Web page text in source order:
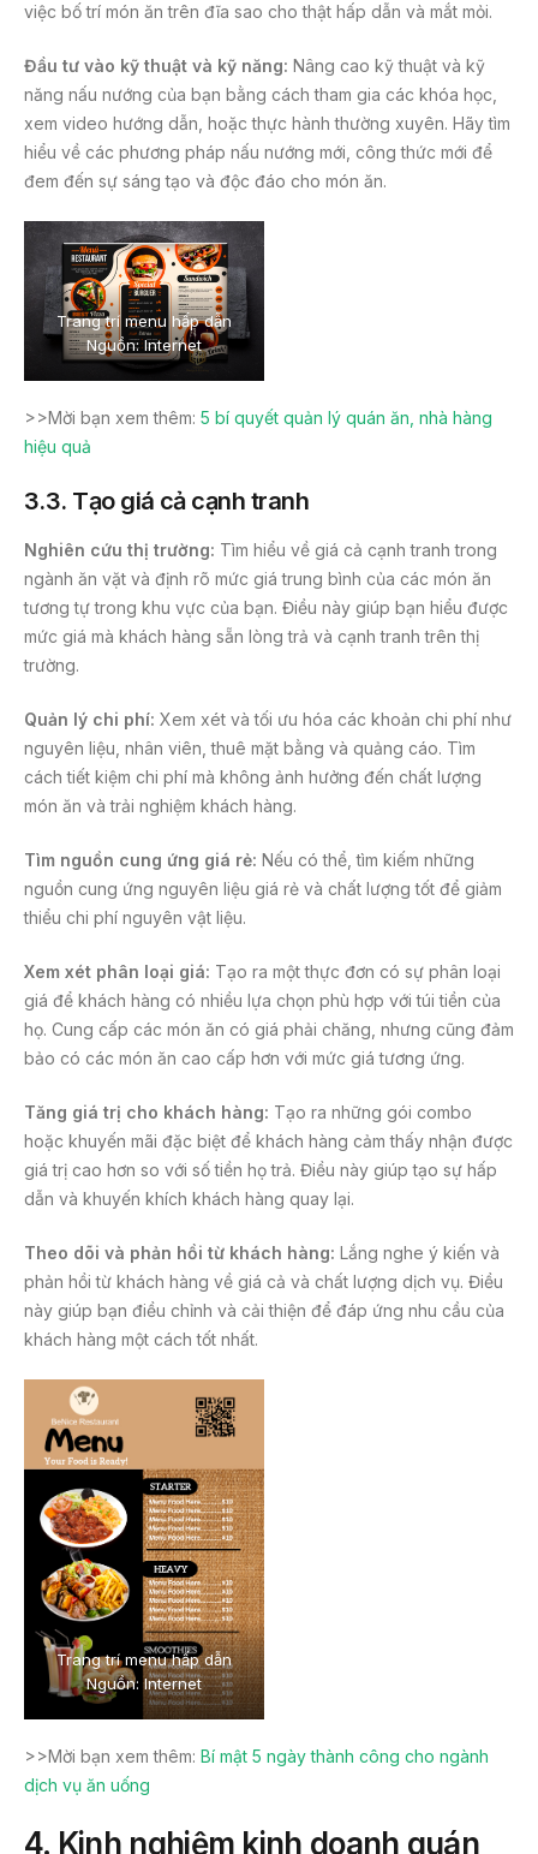
việc bố trí món ăn trên đĩa sao cho thật hấp dẫn và mắt mỏi.
Đầu tư vào kỹ thuật và kỹ năng: Nâng cao kỹ thuật và kỹ
năng nấu nướng của bạn bằng cách tham gia các khóa học,
xem video hướng dẫn, hoặc thực hành thường xuyên. Hãy tìm
hiểu về các phương pháp nấu nướng mới, công thức mới để
đem đến sự sáng tạo và độc đáo cho món ăn.
Trang trí menu hấp dẫn
Nguồn: Internet
>>Mời bạn xem thêm: 5 bí quyết quản lý quán ăn, nhà hàng
hiệu quả
3.3. Tạo giá cả cạnh tranh
Nghiên cứu thị trường: Tìm hiểu về giá cả cạnh tranh trong
ngành ăn vặt và định rõ mức giá trung bình của các món ăn
tương tự trong khu vực của bạn. Điều này giúp bạn hiểu được
mức giá mà khách hàng sẵn lòng trả và cạnh tranh trên thị
trường.
Quản lý chi phí: Xem xét và tối ưu hóa các khoản chi phí như
nguyên liệu, nhân viên, thuê mặt bằng và quảng cáo. Tìm
cách tiết kiệm chi phí mà không ảnh hưởng đến chất lượng
món ăn và trải nghiệm khách hàng.
Tìm nguồn cung ứng giá rẻ: Nếu có thể, tìm kiếm những
nguồn cung ứng nguyên liệu giá rẻ và chất lượng tốt để giảm
thiểu chi phí nguyên vật liệu.
Xem xét phân loại giá: Tạo ra một thực đơn có sự phân loại
giá để khách hàng có nhiều lựa chọn phù hợp với túi tiền của
họ. Cung cấp các món ăn có giá phải chăng, nhưng cũng đảm
bảo có các món ăn cao cấp hơn với mức giá tương ứng.
Tăng giá trị cho khách hàng: Tạo ra những gói combo
hoặc khuyến mãi đặc biệt để khách hàng cảm thấy nhận được
giá trị cao hơn so với số tiền họ trả. Điều này giúp tạo sự hấp
dẫn và khuyến khích khách hàng quay lại.
Theo dõi và phản hồi từ khách hàng: Lắng nghe ý kiến và
phản hồi từ khách hàng về giá cả và chất lượng dịch vụ. Điều
này giúp bạn điều chỉnh và cải thiện để đáp ứng nhu cầu của
khách hàng một cách tốt nhất.
Trang trí menu hấp dẫn
Nguồn: Internet
>>Mời bạn xem thêm: Bí mật 5 ngày thành công cho ngành
dịch vụ ăn uống
4. Kinh nghiệm kinh doanh quán